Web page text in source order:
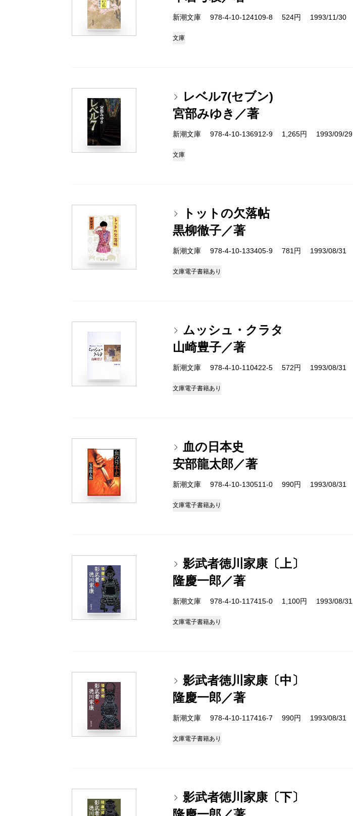
新潮文庫 978-4-10-124109-8 524円 1993/11/30
文庫
レベル7(セブン)
宮部みゆき／著
新潮文庫 978-4-10-136912-9 1,265円 1993/09/29
文庫
トットの欠落帖
黒柳徹子／著
新潮文庫 978-4-10-133405-9 781円 1993/08/31
文庫電子書籍あり
ムッシュ・クラタ
山崎豊子／著
新潮文庫 978-4-10-110422-5 572円 1993/08/31
文庫電子書籍あり
血の日本史
安部龍太郎／著
新潮文庫 978-4-10-130511-0 990円 1993/08/31
文庫電子書籍あり
影武者徳川家康〔上〕
隆慶一郎／著
新潮文庫 978-4-10-117415-0 1,100円 1993/08/31
文庫電子書籍あり
影武者徳川家康〔中〕
隆慶一郎／著
新潮文庫 978-4-10-117416-7 990円 1993/08/31
文庫電子書籍あり
影武者徳川家康〔下〕